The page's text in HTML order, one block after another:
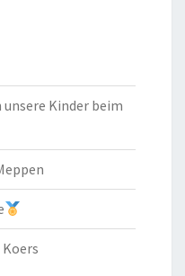
Kinder beim